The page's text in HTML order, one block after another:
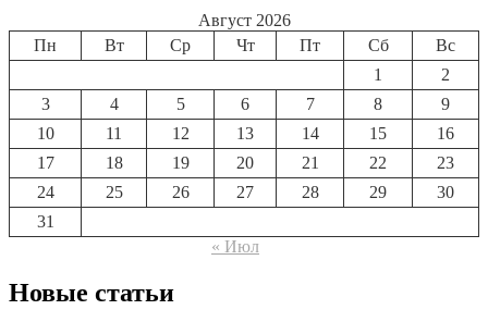
Август 2026
Пн
Вт Ср Чт Пт Сб
Вс
1
2
3
4 5 6 7 8
9
10
11 12 13 14 15
16
17
18 19 20 21 22
23
24
25 26 27 28 29
30
31
« Июл
Новые статьи